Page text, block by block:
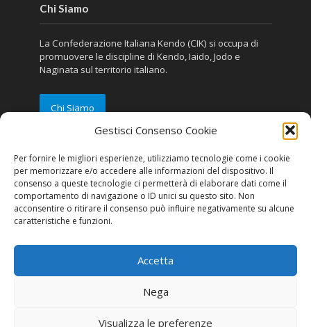
Gestisci Consenso Cookie
Per fornire le migliori esperienze, utilizziamo tecnologie come i cookie
per memorizzare e/o accedere alle informazioni del dispositivo. Il
consenso a queste tecnologie ci permetterà di elaborare dati come il
comportamento di navigazione o ID unici su questo sito. Non
acconsentire o ritirare il consenso può influire negativamente su alcune
caratteristiche e funzioni.
Accetta
Nega
Visualizza le preferenze
Chi Siamo
La Confederazione Italiana Kendo (CIK) si occupa di
promuovere le discipline di Kendo, Iaido, Jodo e
Naginata sul territorio italiano.
Chi Siamo
Disclaimer
Privacy